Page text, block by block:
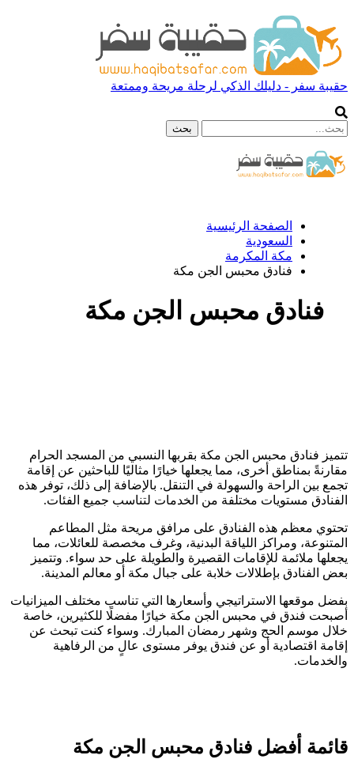
حقيبة سفر - دليلك الذكي لرحلة مريحة وممتعة
الصفحة الرئيسية
السعودية
مكة المكرمة
فنادق محبس الجن مكة
فنادق محبس الجن مكة
تتميز فنادق محبس الجن مكة بقربها النسبي من المسجد الحرام
مقارنةً بمناطق أخرى، مما يجعلها خيارًا مثاليًا للباحثين عن إقامة
تجمع بين الراحة والسهولة في التنقل. بالإضافة إلى ذلك، توفر هذه
الفنادق مستويات مختلفة من الخدمات لتناسب جميع الفئات.
تحتوي معظم هذه الفنادق على مرافق مريحة مثل المطاعم
المتنوعة، ومراكز اللياقة البدنية، وغرف مخصصة للعائلات، مما
يجعلها ملائمة للإقامات القصيرة والطويلة على حد سواء. وتتميز
بعض الفنادق بإطلالات خلابة على جبال مكة أو معالم المدينة.
بفضل موقعها الاستراتيجي وأسعارها التي تناسب مختلف الميزانيات
أصبحت فندق في محبس الجن مكة خيارًا مفضلًا للكثيرين، خاصة
خلال موسم الحج وشهر رمضان المبارك. وسواء كنت تبحث عن
إقامة اقتصادية أو عن فندق يوفر مستوى عالٍ من الرفاهية
والخدمات.
قائمة أفضل فنادق محبس الجن مكة